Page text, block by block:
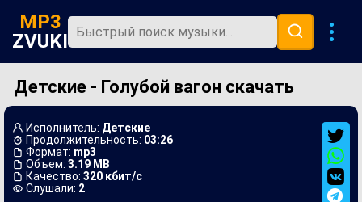
MP3
ZVUKI
Главная
Популярная
В машину
Музыка 80х
Детские - Голубой вагон скачать
Исполнитель: Детские
Продолжительность: 03:26
Формат: mp3
Объем: 3.19 MB
Качество: 320 кбит/с
Слушали: 2